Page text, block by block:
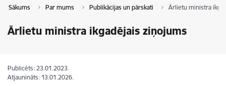
Sākums Par mums Publikācijas un pārskati Ārlietu ministra
Ārlietu ministra ikgadējais ziņojums
Publicēts: 23.01.2023.
Atjaunināts: 13.01.2026.